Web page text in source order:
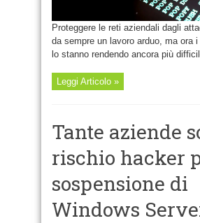
Proteggere le reti aziendali dagli
da sempre un lavoro arduo, ma ora
lo stanno rendendo ancora più
Leggi Articolo »
Tante aziende
rischio hacker
sospensione di
Windows